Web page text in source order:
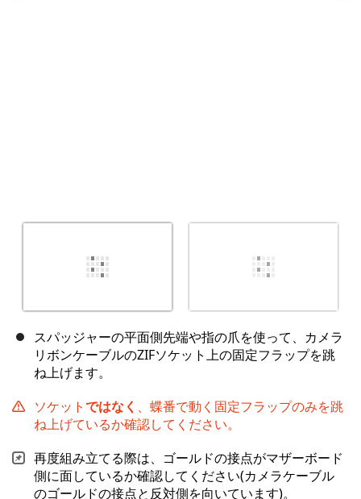
スパッジャーの平面側先端や指の爪を使って、カメラ
リボンケーブルのZIFソケット上の固定フラップを跳
ね上げます。
ソケットではなく 、蝶番で動く固定フラップのみを跳
ね上げているか確認してください。
再度組み立てる際は、ゴールドの接点がマザーボード
側に面しているか確認してください(カメラケーブル
のゴールドの接点と反対側を向いています)。